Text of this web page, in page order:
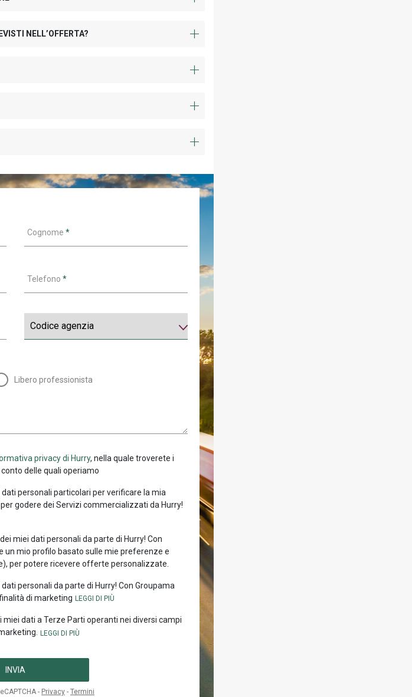
NELL’OFFERTA?
Cognome *
Telefono *
Libero professionista
privacy di Hurry, nella quale troverete i
delle quali operiamo
personali particolari per verificare la mia
godere dei Servizi commercializzati da Hurry!
miei dati personali da parte di Hurry! Con
un mio profilo basato sulle mie preferenze e
per potere ricevere offerte personalizzate.
personali da parte di Hurry! Con Groupama
di marketing
miei dati a Terze Parti operanti nei diversi campi
INVIA
- Privacy- Termini